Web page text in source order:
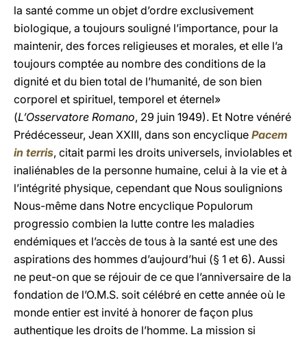
la santé comme un objet d’ordre exclusivement
biologique, a toujours souligné l’importance, pour la
maintenir, des forces religieuses et morales, et elle l’a
toujours comptée au nombre des conditions de la
dignité et du bien total de l’humanité, de son bien
corporel et spirituel, temporel et éternel»
(L’Osservatore Romano, 29 juin 1949). Et Notre vénéré
Prédécesseur, Jean XXIII, dans son encyclique Pacem
in terris, citait parmi les droits universels, inviolables et
inaliénables de la personne humaine, celui à la vie et à
l’intégrité physique, cependant que Nous soulignions
Nous-même dans Notre encyclique Populorum
progressio combien la lutte contre les maladies
endémiques et l’accès de tous à la santé est une des
aspirations des hommes d’aujourd’hui (§ 1 et 6). Aussi
ne peut-on que se réjouir de ce que l’anniversaire de la
fondation de l’O.M.S. soit célébré en cette année où le
monde entier est invité à honorer de façon plus
authentique les droits de l’homme. La mission si